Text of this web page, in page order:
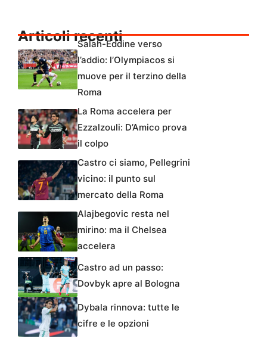
Articoli recenti
Salah-Eddine verso
l’addio: l’Olympiacos si
muove per il terzino della
Roma
La Roma accelera per
Ezzalzouli: D’Amico prova
il colpo
Castro ci siamo, Pellegrini
vicino: il punto sul
mercato della Roma
Alajbegovic resta nel
mirino: ma il Chelsea
accelera
Castro ad un passo:
Dovbyk apre al Bologna
Dybala rinnova: tutte le
cifre e le opzioni